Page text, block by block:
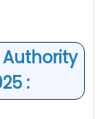
Authority
: